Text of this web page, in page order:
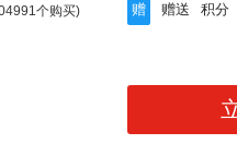
个购买)
赠 赠送 积分